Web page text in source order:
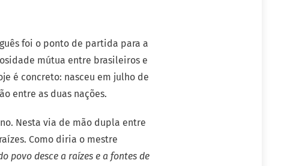
foi o ponto de partida para a
mútua entre brasileiros e
é concreto: nasceu em julho de
entre as duas nações.
Nesta via de mão dupla entre
Como diria o mestre
povo desce a raízes e a fontes de